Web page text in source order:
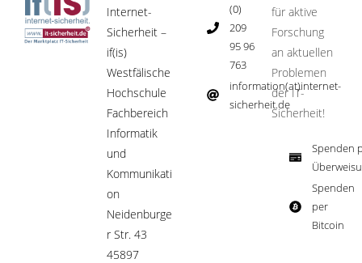
Internet-
Sicherheit –
if(is)
Westfälische
Hochschule
Fachbereich
Informatik
und
Kommunikati
on
Neidenburge
r Str. 43
45897
(0)
209
95 96
763
information(at)internet-
sicherheit.de ​
für aktive
Forschung
an aktuellen
Problemen
der IT-
Sicherheit!​
Spenden
Spenden
per
Bitcoin​